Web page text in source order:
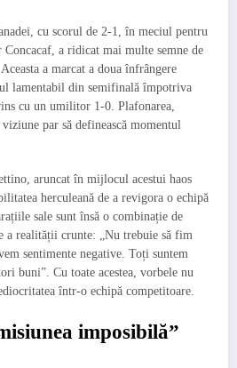
cu scorul de 2-1, în meciul pentru
a ridicat mai multe semne de
a marcat a doua înfrângere
lamentabil din semifinală împotriva
cu un umilitor 1-0. Plafonarea,
par să definească momentul
aruncat în mijlocul acestui haos
herculeană de a revigora o echipă
sale sunt însă o combinație de
a realității crunte: „Nu trebuie să fim
sentimente negative. Toți suntem
buni”. Cu toate acestea, vorbele nu
într-o echipă competitoare.
imposibilă”